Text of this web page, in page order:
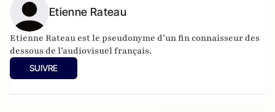
Etienne Rateau
Etienne Rateau est le pseudonyme d’un fin connaisseur des
dessous de l’audiovisuel français.
SUIVRE